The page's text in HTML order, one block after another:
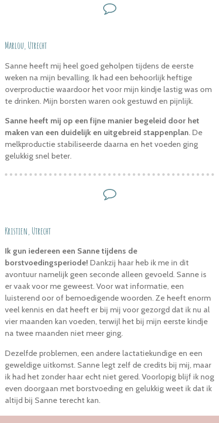
Marlou, Utrecht
Sanne heeft mij heel goed geholpen tijdens de eerste
weken na mijn bevalling. Ik had een behoorlijk heftige
overproductie waardoor het voor mijn kindje lastig was om
te drinken. Mijn borsten waren ook gestuwd en pijnlijk.
Sanne heeft mij op een fijne manier begeleid door het
maken van een duidelijk en uitgebreid stappenplan. De
melkproductie stabiliseerde daarna en het voeden ging
gelukkig snel beter.
Kristien, Utrecht
Ik gun iedereen een Sanne tijdens de
borstvoedingsperiode! Dankzij haar heb ik me in dit
avontuur namelijk geen seconde alleen gevoeld. Sanne is
er vaak voor me geweest. Voor wat informatie, een
luisterend oor of bemoedigende woorden. Ze heeft enorm
veel kennis en dat heeft er bij mij voor gezorgd dat ik nu al
vier maanden kan voeden, terwijl het bij mijn eerste kindje
na twee maanden niet meer ging.
Dezelfde problemen, een andere lactatiekundige en een
geweldige uitkomst. Sanne legt zelf de credits bij mij, maar
ik had het zonder haar echt niet gered. Voorlopig blijf ik nog
even doorgaan met borstvoeding en gelukkig weet ik dat ik
altijd bij Sanne terecht kan.